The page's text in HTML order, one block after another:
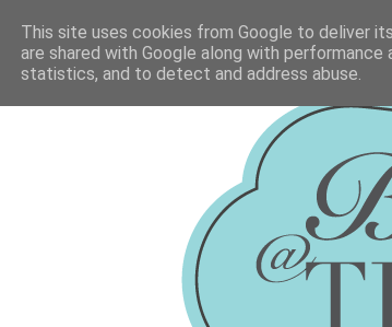
This site uses cookies from Google to deliver
are shared with Google along with
statistics, and to detect and address abuse.